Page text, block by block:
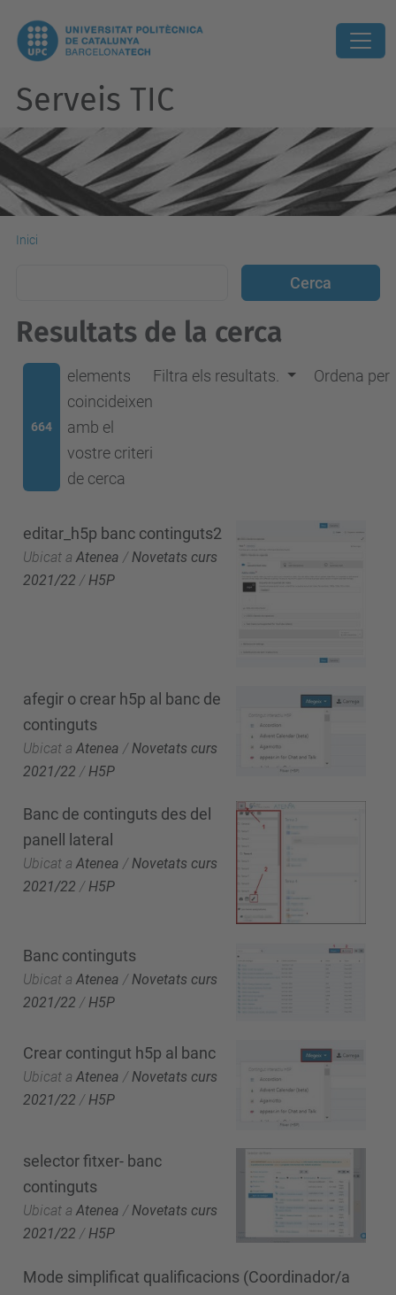
Serveis TIC
Inici
Resultats de la cerca
664
elements
coincideixen
amb el
vostre criteri
de cerca
Filtra els resultats. Ordena per
editar_h5p banc continguts2
Ubicat a Atenea / Novetats curs
2021/22 / H5P
afegir o crear h5p al banc de
continguts
Ubicat a Atenea / Novetats curs
2021/22 / H5P
Banc de continguts des del
panell lateral
Ubicat a Atenea /Novetats curs
2021/22 /H5P
Banc continguts
Ubicat a Atenea / Novetats curs
2021/22 / H5P
Crear contingut h5p al banc
Ubicat a Atenea /Novetats curs
2021/22 /H5P
selector fitxer- banc
continguts
Ubicat a Atenea /Novetats curs
2021/22 /H5P
Mode simplificat qualificacions (Coordinador/a